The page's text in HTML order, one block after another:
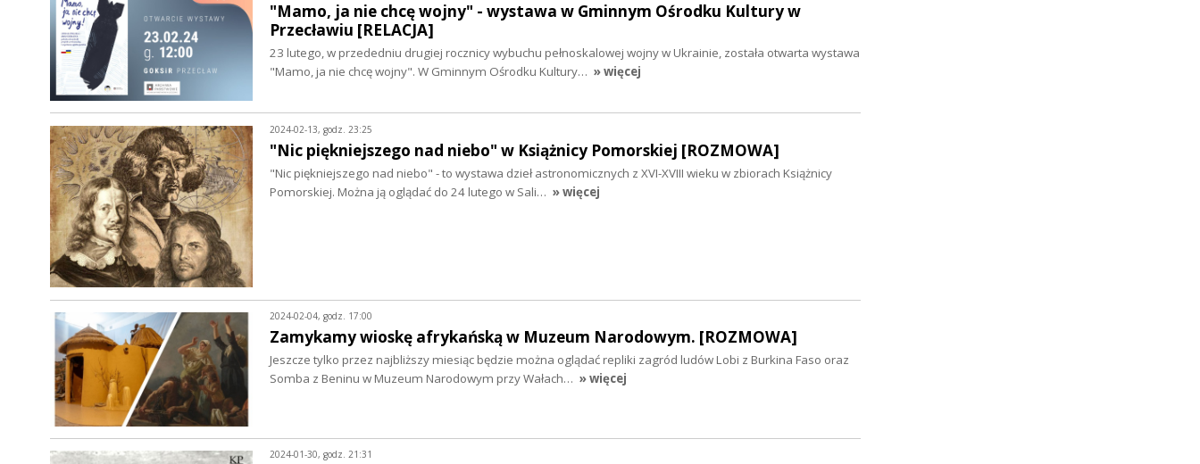
"Mamo, ja nie chcę wojny" - wystawa w Gminnym Ośrodku Kultury w
Przecławiu [RELACJA]
23 lutego, w przededniu drugiej rocznicy wybuchu pełnoskalowej wojny w Ukrainie, została otwarta wystawa
"Mamo, ja nie chcę wojny". W Gminnym Ośrodku Kultury… » więcej
2024-02-13, godz. 23:25
"Nic piękniejszego nad niebo" w Książnicy Pomorskiej [ROZMOWA]
"Nic piękniejszego nad niebo" - to wystawa dzieł astronomicznych z XVI-XVIII wieku w zbiorach Książnicy
Pomorskiej. Można ją oglądać do 24 lutego w Sali… » więcej
2024-02-04, godz. 17:00
Zamykamy wioskę afrykańską w Muzeum Narodowym. [ROZMOWA]
Jeszcze tylko przez najbliższy miesiąc będzie można oglądać repliki zagród ludów Lobi z Burkina Faso oraz
Somba z Beninu w Muzeum Narodowym przy Wałach… » więcej
2024-01-30, godz. 21:31